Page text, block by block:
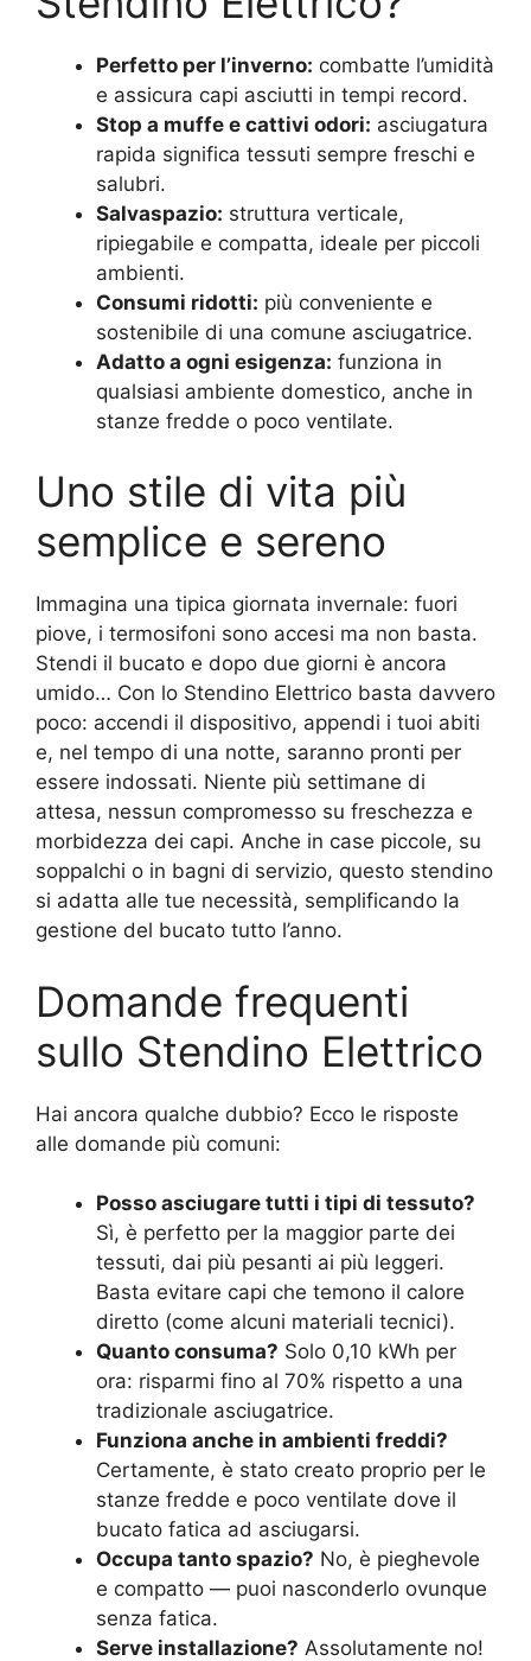
Perfetto per l’inverno: combatte l’umidità
e assicura capi asciutti in tempi record.
Stop a muffe e cattivi odori: asciugatura
rapida significa tessuti sempre freschi e
salubri.
Salvaspazio: struttura verticale,
ripiegabile e compatta, ideale per piccoli
ambienti.
Consumi ridotti: più conveniente e
sostenibile di una comune asciugatrice.
Adatto a ogni esigenza: funziona in
qualsiasi ambiente domestico, anche in
stanze fredde o poco ventilate.
Uno stile di vita più
semplice e sereno
Immagina una tipica giornata invernale: fuori
piove, i termosifoni sono accesi ma non basta.
Stendi il bucato e dopo due giorni è ancora
umido… Con lo Stendino Elettrico basta davvero
poco: accendi il dispositivo, appendi i tuoi abiti
e, nel tempo di una notte, saranno pronti per
essere indossati. Niente più settimane di
attesa, nessun compromesso su freschezza e
morbidezza dei capi. Anche in case piccole, su
soppalchi o in bagni di servizio, questo stendino
si adatta alle tue necessità, semplificando la
gestione del bucato tutto l’anno.
Domande frequenti
sullo Stendino Elettrico
Hai ancora qualche dubbio? Ecco le risposte
alle domande più comuni:
Posso asciugare tutti i tipi di tessuto?
Sì, è perfetto per la maggior parte dei
tessuti, dai più pesanti ai più leggeri.
Basta evitare capi che temono il calore
diretto (come alcuni materiali tecnici).
Quanto consuma? Solo 0,10 kWh per
ora: risparmi fino al 70% rispetto a una
tradizionale asciugatrice.
Funziona anche in ambienti freddi?
Certamente, è stato creato proprio per le
stanze fredde e poco ventilate dove il
bucato fatica ad asciugarsi.
Occupa tanto spazio? No, è pieghevole
e compatto — puoi nasconderlo ovunque
senza fatica.
Serve installazione? Assolutamente no!